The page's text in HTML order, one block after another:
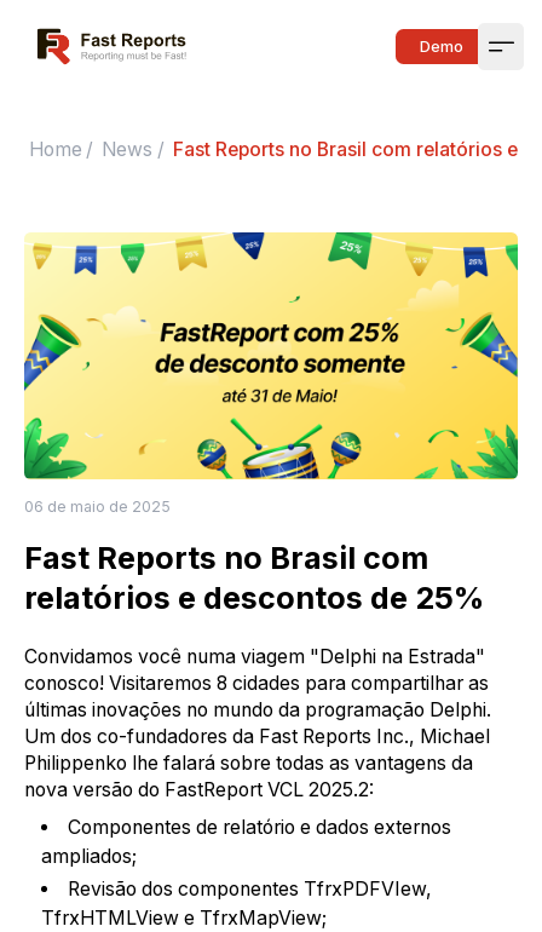
Fast Reports Demo
Home / News / Fast Reports no Brasil com relatórios e
06 de maio de 2025
Fast Reports no Brasil com
relatórios e descontos de 25%
Convidamos você numa viagem "Delphi na Estrada"
conosco! Visitaremos 8 cidades para compartilhar as
últimas inovações no mundo da programação Delphi.
Um dos co-fundadores da Fast Reports Inc., Michael
Philippenko lhe falará sobre todas as vantagens da
nova versão do FastReport VCL 2025.2:
Componentes de relatório e dados externos
ampliados;
Revisão dos componentes TfrxPDFVIew,
TfrxHTMLView e TfrxMapView;